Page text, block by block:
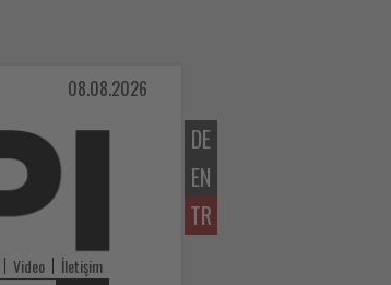
DE
EN
TR
08.08.2026
Video İletişim